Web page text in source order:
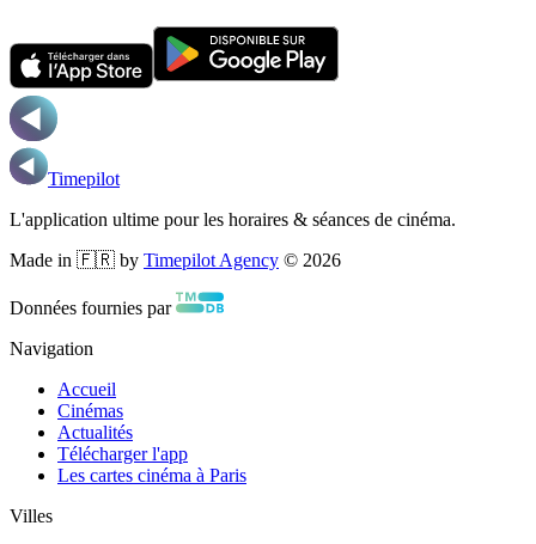
Timepilot
L'application ultime pour les horaires & séances de cinéma.
Made in 🇫🇷 by Timepilot Agency © 2026
Données fournies par
Navigation
Accueil
Cinémas
Actualités
Télécharger l'app
Les cartes cinéma à Paris
Villes